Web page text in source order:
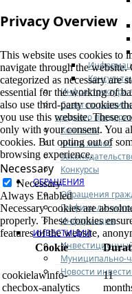
Инфраструктура
Совет по
среднего
Контакты
Книга жалоб
Конкурсы
ОБРАЩЕНИЯ
Обращения
Графики
Информация
ИНВЕСТИЦИИ
Муниципально-
Новости
Privacy Overview
This website uses cookies to
navigate through the website.
categorized as necessary are
essential for the working of
also use third-party cookies
you use this website. These
only with your consent. You
cookies. But opting out of
browsing experience.
Necessary
Necessary
Always Enabled
Necessary cookies are
properly. These cookies
features of the website,
Cookie
cookielawinfo-
checbox-analytics
11